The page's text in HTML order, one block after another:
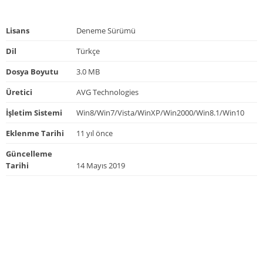
Lisans
Deneme Sürümü
Dil
Türkçe
Dosya Boyutu
3.0 MB
Üretici
AVG Technologies
İşletim Sistemi
Win8/Win7/Vista/WinXP/Win2000/Win8.1/Win10
Eklenme Tarihi
11 yıl önce
Güncelleme
Tarihi
14 Mayıs 2019